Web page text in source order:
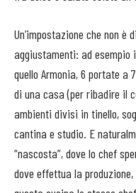
Un’impostazione che non è
aggiustamenti: ad esempio
quello Armonia, 6 portate a
di una casa (per ribadire il
ambienti divisi in tinello,
cantina e studio. E
“nascosta”, dove lo chef
dove effettua la